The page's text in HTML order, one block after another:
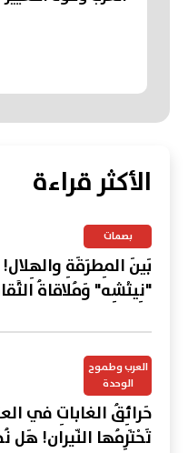
الأكثر قراءة
بصمات
بَينَ المِطرَقَةِ
"نِيتْشِه" وَمُلاقاةُ
العرب وطموح
الوحدة
حَرائِقُ الغاباتِ في
تَحْتَرِمُها النّيران!